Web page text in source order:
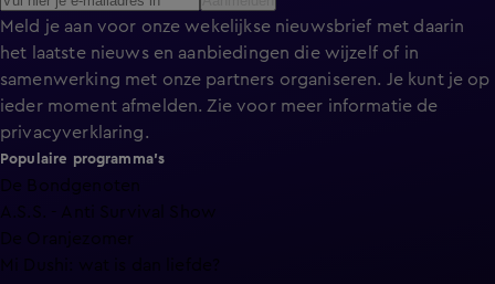
Meld je aan voor onze wekelijkse nieuwsbrief met daarin
het laatste nieuws en aanbiedingen die wijzelf of in
samenwerking met onze partners organiseren. Je kunt je op
ieder moment afmelden. Zie voor meer informatie de
privacyverklaring.
Populaire programma's
De Bondgenoten
A.S.S. - Anti Survival Show
De Oranjezomer
Mi Dushi: wat is dan liefde?